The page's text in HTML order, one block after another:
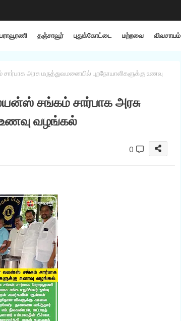
தஞ்சாவூர் புதுக்கோட்டை மற்றவை விவசாயம்
அரசு மருத்துவமனையில் புறநோயாளிகளுக்கு உணவு
சங்கம் சார்பாக அரசு
உணவு வழங்கல்
0